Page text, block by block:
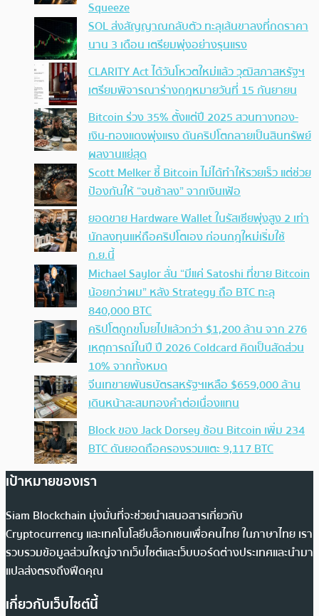
Squeeze
SOL ส่งสัญญาณกลับตัว ทะลุเส้นขาลงที่กดราคา
นาน 3 เดือน เตรียมพุ่งอย่างรุนแรง
CLARITY Act ได้วันโหวตใหม่แล้ว วุฒิสภาสหรัฐฯ
เตรียมพิจารณาร่างกฎหมายวันที่ 15 กันยายน
Bitcoin ร่วง 35% ตั้งแต่ปี 2025 สวนทางทอง-
เงิน-ทองแดงพุ่งแรง ดันคริปโตกลายเป็นสินทรัพย์
ผลงานแย่สุด
Scott Melker ชี้ Bitcoin ไม่ได้ทำให้รวยเร็ว แต่ช่วย
ป้องกันให้ “จนช้าลง” จากเงินเฟ้อ
ยอดขาย Hardware Wallet ในรัสเซียพุ่งสูง 2 เท่า
นักลงทุนแห่ถือคริปโตเอง ก่อนกฎใหม่เริ่มใช้
ก.ย.นี้
Michael Saylor ลั่น “มีแค่ Satoshi ที่ขาย Bitcoin
น้อยกว่าผม” หลัง Strategy ถือ BTC ทะลุ
840,000 BTC
คริปโตถูกขโมยไปแล้วกว่า $1,200 ล้าน จาก 276
เหตุการณ์ในปี ปี 2026 Coldcard คิดเป็นสัดส่วน
10% จากทั้งหมด
จีนเทขายพันธบัตรสหรัฐฯเหลือ $659,000 ล้าน
เดินหน้าสะสมทองคำต่อเนื่องแทน
Block ของ Jack Dorsey ช้อน Bitcoin เพิ่ม 234
BTC ดันยอดถือครองรวมแตะ 9,117 BTC
เป้าหมายของเรา
Siam Blockchain มุ่งมั่นที่จะช่วยนำเสนอสารเกี่ยวกับ
Cryptocurrency และเทคโนโลยีบล็อกเชนเพื่อคนไทย ในภาษาไทย เรา
รวบรวมข้อมูลส่วนใหญ่จากเว็บไซต์และเว็บบอร์ดต่างประเทศและนำมา
แปลส่งตรงถึงฟีดคุณ
เกี่ยวกับเว็บไซต์นี้